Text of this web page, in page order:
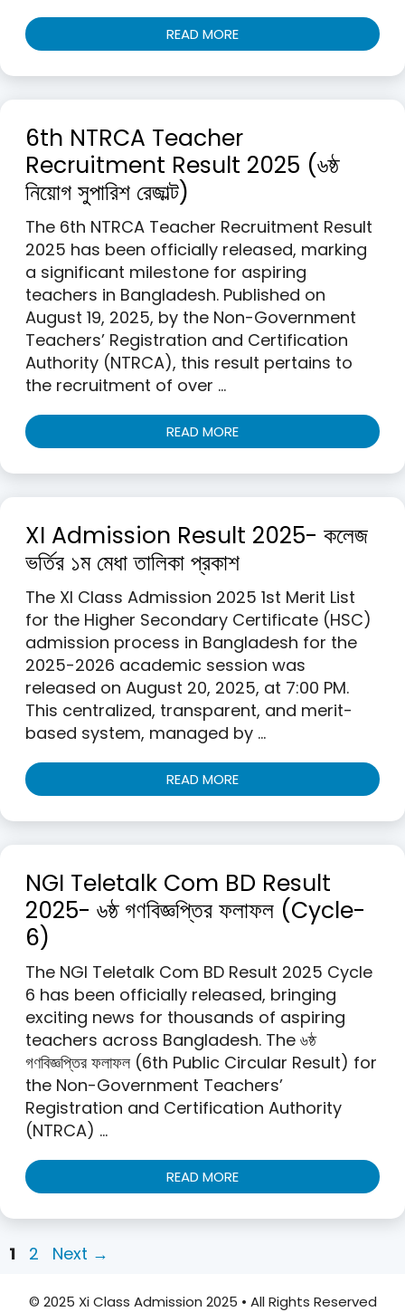
READ MORE
6th NTRCA Teacher
Recruitment Result 2025 (৬ষ্ঠ
নিয়োগ সুপারিশ রেজাল্ট)
The 6th NTRCA Teacher Recruitment Result
2025 has been officially released, marking
a significant milestone for aspiring
teachers in Bangladesh. Published on
August 19, 2025, by the Non-Government
Teachers’ Registration and Certification
Authority (NTRCA), this result pertains to
the recruitment of over …
READ MORE
XI Admission Result 2025- কলেজ
ভর্তির ১ম মেধা তালিকা প্রকাশ
The XI Class Admission 2025 1st Merit List
for the Higher Secondary Certificate (HSC)
admission process in Bangladesh for the
2025-2026 academic session was
released on August 20, 2025, at 7:00 PM.
This centralized, transparent, and merit-
based system, managed by …
READ MORE
NGI Teletalk Com BD Result
2025- ৬ষ্ঠ গণবিজ্ঞপ্তির ফলাফল (Cycle-
6)
The NGI Teletalk Com BD Result 2025 Cycle
6 has been officially released, bringing
exciting news for thousands of aspiring
teachers across Bangladesh. The ৬ষ্ঠ
গণবিজ্ঞপ্তির ফলাফল (6th Public Circular Result) for
the Non-Government Teachers’
Registration and Certification Authority
(NTRCA) …
READ MORE
Page
1 Page
2 Next →
© 2025 Xi Class Admission 2025 • All Rights Reserved